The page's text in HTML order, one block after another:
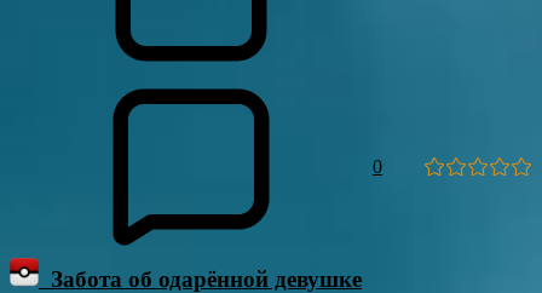
0
Забота об одарённой девушке